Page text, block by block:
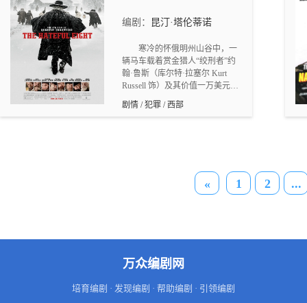
派报告。原来，共有三个“先知”
图。当出现分歧时，按少数服从
多数原则定案，但最后若证明少
数那一方是正确的话，则会秘密
保存一份少数派报告。乔恩一觉
醒来，突然发现自己已是昔日同
编剧： 昆汀·塔伦蒂诺
寒冷的怀俄明州山谷中，一
辆马车载着赏金猎人“绞刑者”约
翰·鲁斯（库尔特·拉塞尔 Kurt
Russell 饰）及其价值一万美元的
猎物黛西·多摩格（詹妮弗·杰森·
李 Jennifer Jason Leigh 饰）踏雪
金斯 Walton Goggins 饰）相继登
上马车，红石镇是他们共同的目
标。由于风雪太大，马车停在了
地扫视面前的陌生人们，多嘴多
舌的克里斯不时为紧张的气氛中
加油添醋，黛西则似乎等待更大
的风暴到来。仿佛与世隔绝的小
剧情 / 犯罪 / 西部
« 1 2 ...
万众编剧网
培育编剧 · 发现编剧 · 帮助编剧 · 引领编剧